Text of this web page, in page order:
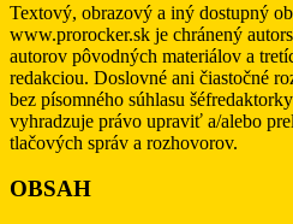
Textový, obrazový a iný dostupný
www.prorocker.sk je chránený
autorov pôvodných materiálov a
redakciou. Doslovné ani čiastočné
bez písomného súhlasu
vyhradzuje právo upraviť a/alebo
tlačových správ a rozhovorov.
OBSAH